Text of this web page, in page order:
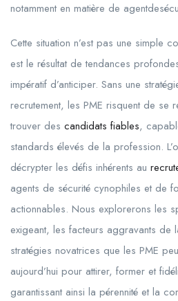
notamment en matière de
Cette situation n’est pas une simple
est le résultat de tendances
impératif d’anticiper. Sans une
recrutement, les PME risquent de se
trouver des candidats fiables,
standards élevés de la profession.
décrypter les défis inhérents au
agents de sécurité cynophiles et de
actionnables. Nous explorerons les
exigeant, les facteurs aggravants de
stratégies novatrices que les PME
aujourd’hui pour attirer, former et
garantissant ainsi la pérennité et la